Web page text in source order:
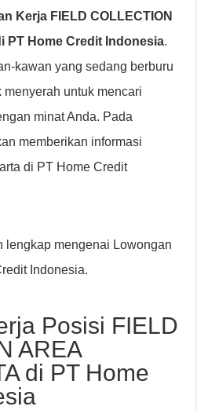
Kerja FIELD COLLECTION
PT Home Credit Indonesia.
kawan yang sedang berburu
untuk mencari
minat Anda. Pada
memberikan informasi
di PT Home Credit
lengkap mengenai Lowongan
Indonesia.
Posisi FIELD
AREA
di PT Home